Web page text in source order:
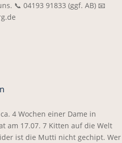
📞 04193 91833 (ggf. AB) 📧
4 Wochen einer Dame in
am 17.07. 7 Kitten auf die Welt
ist die Mutti nicht gechipt. Wer